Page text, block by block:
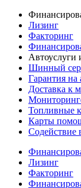
Лизинг
Факторинг
Автоуслуги
Шинный
Гарантия на
Доставка к
Топливные
Карты
Содействие
Лизинг
Факторинг